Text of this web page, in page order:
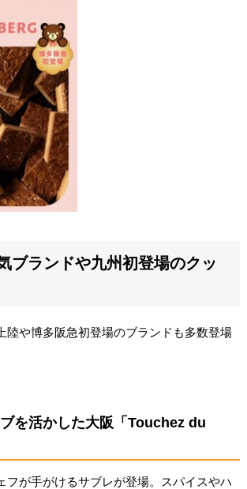
ブランドや九州初登場のクッ
陸や博多阪急初登場のブランドも多数登場
を活かした大阪「Touchez du
フが手がけるサブレが登場。スパイスやハ